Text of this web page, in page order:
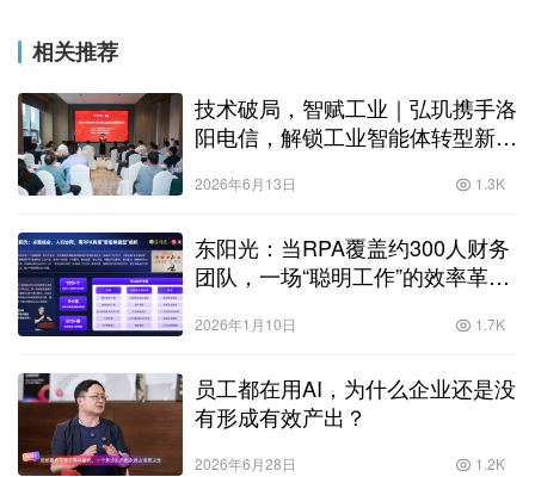
相关推荐
技术破局，智赋工业｜弘玑携手洛
阳电信，解锁工业智能体转型新范
2026年6月13日 1.3K
东阳光：当RPA覆盖约300人财务
团队，一场“聪明工作”的效率革命
2026年1月10日 1.7K
员工都在用AI，为什么企业还是没
有形成有效产出？
2026年6月28日 1.2K